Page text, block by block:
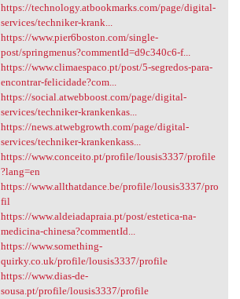
https://technology.atbookmarks.com/page/digital-
services/techniker-krank...
https://www.pier6boston.com/single-
post/springmenus?commentId=d9c340c6-f...
https://www.climaespaco.pt/post/5-segredos-para-
encontrar-felicidade?com...
https://social.atwebboost.com/page/digital-
services/techniker-krankenkas...
https://news.atwebgrowth.com/page/digital-
services/techniker-krankenkass...
https://www.conceito.pt/profile/lousis3337/profile
?lang=en
https://www.allthatdance.be/profile/lousis3337/pro
fil
https://www.aldeiadapraia.pt/post/estetica-na-
medicina-chinesa?commentId...
https://www.something-
quirky.co.uk/profile/lousis3337/profile
https://www.dias-de-
sousa.pt/profile/lousis3337/profile